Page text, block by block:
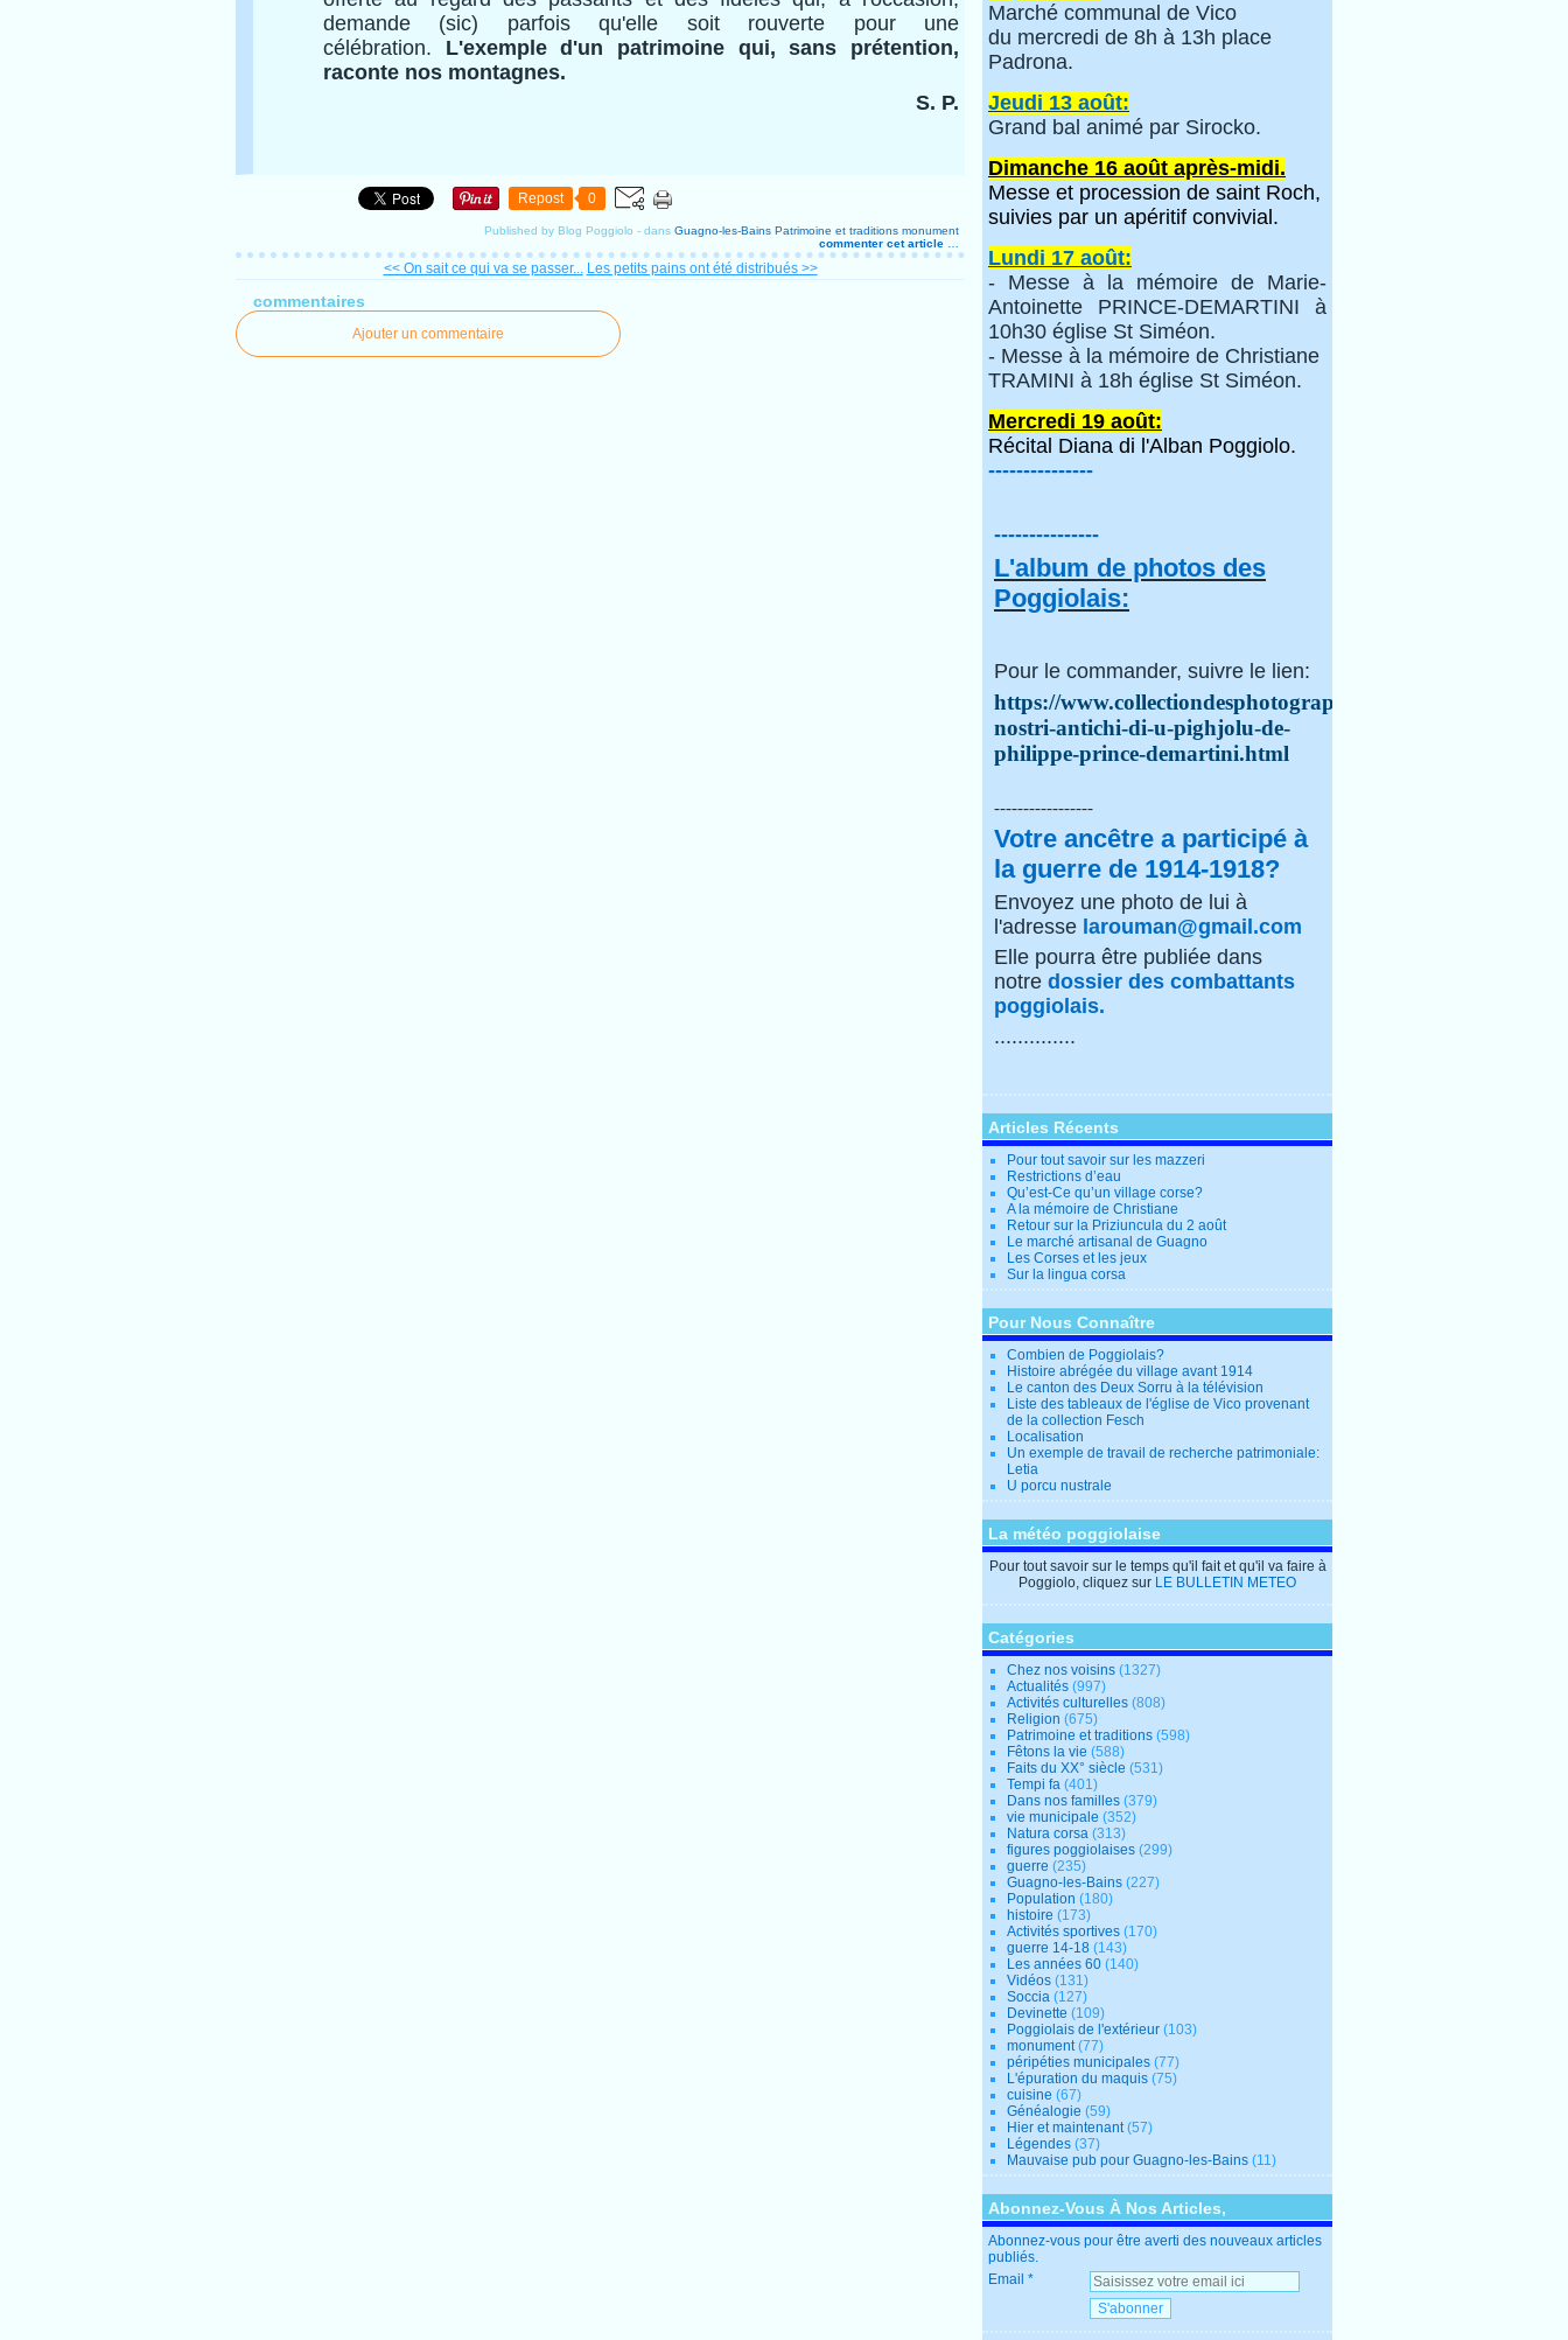
demande (sic) parfois qu'elle soit rouverte pour une
célébration. L'exemple d'un patrimoine qui, sans prétention,
raconte nos montagnes.
S. P.
Repost 0
Published by Blog Poggiolo - dans Guagno-les-Bains Patrimoine et traditions monument
commenter cet article
<< On sait ce qui va se passer... Les petits pains ont été distribués >>
commentaires
Ajouter un commentaire
Marché communal de Vico
du mercredi de 8h à 13h place
Padrona.
Jeudi 13 août:
Grand bal animé par Sirocko.
Dimanche 16 août après-midi.
Messe et procession de saint Roch,
suivies par un apéritif convivial.
Lundi 17 août:
- Messe à la mémoire de Marie-
Antoinette PRINCE-DEMARTINI à
10h30 église St Siméon.
- Messe à la mémoire de Christiane
TRAMINI à 18h église St Siméon.
Mercredi 19 août:
Récital Diana di l'Alban Poggiolo.
---------------
---------------
L'album de photos des
Poggiolais:
Pour le commander, suivre le lien:
https://www.collectiondesphotographes.com/i-
nostri-antichi-di-u-pighjolu-de-
philippe-prince-demartini.html
-----------------
Votre ancêtre a participé à
la guerre de 1914-1918?
Envoyez une photo de lui à
l'adresse larouman@gmail.com
Elle pourra être publiée dans
notre dossier des combattants
poggiolais.
..............
Articles Récents
Pour tout savoir sur les mazzeri
Restrictions d’eau
Qu’est-Ce qu’un village corse?
A la mémoire de Christiane
Retour sur la Priziuncula du 2 août
Le marché artisanal de Guagno
Les Corses et les jeux
Sur la lingua corsa
Pour Nous Connaître
Combien de Poggiolais?
Histoire abrégée du village avant 1914
Le canton des Deux Sorru à la télévision
Liste des tableaux de l'église de Vico provenant
de la collection Fesch
Localisation
Un exemple de travail de recherche patrimoniale:
Letia
U porcu nustrale
La météo poggiolaise
Pour tout savoir sur le temps qu'il fait et qu'il va faire à
Poggiolo, cliquez sur LE BULLETIN METEO
Catégories
Chez nos voisins (1327)
Actualités (997)
Activités culturelles (808)
Religion (675)
Patrimoine et traditions (598)
Fêtons la vie (588)
Faits du XX° siècle (531)
Tempi fa (401)
Dans nos familles (379)
vie municipale (352)
Natura corsa (313)
figures poggiolaises (299)
guerre (235)
Guagno-les-Bains (227)
Population (180)
histoire (173)
Activités sportives (170)
guerre 14-18 (143)
Les années 60 (140)
Vidéos (131)
Soccia (127)
Devinette (109)
Poggiolais de l'extérieur (103)
monument(77)
péripéties municipales (77)
L'épuration du maquis (75)
cuisine (67)
Généalogie (59)
Hier et maintenant(57)
Légendes (37)
Mauvaise pub pour Guagno-les-Bains (11)
Abonnez-Vous À Nos Articles,
Abonnez-vous pour être averti des nouveaux articles
publiés.
Email